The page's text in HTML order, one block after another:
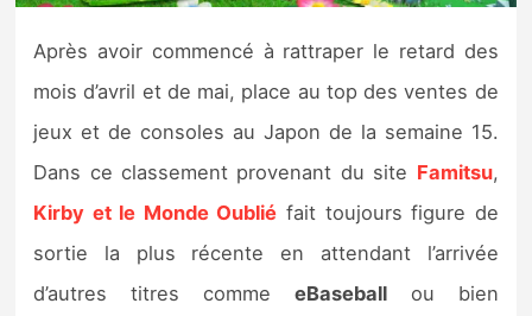
Tests d’accessoires
Autres tests
Previews
Précommandes
Après avoir commencé à rattraper le retard des
mois d’avril et de mai, place au top des ventes de
jeux et de consoles au Japon de la semaine 15.
Dans ce classement provenant du site Famitsu,
Kirby et le Monde Oublié fait toujours figure de
sortie la plus récente en attendant l’arrivée
d’autres titres comme eBaseballou bien